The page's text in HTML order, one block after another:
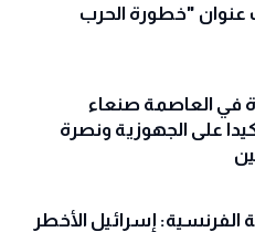
عنوان "خطورة الحرب
في العاصمة صنعاء
على الجهوزية ونصرة
إسرائيل الأخطر